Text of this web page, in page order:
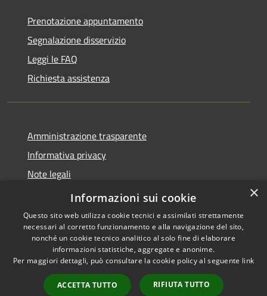
Prenotazione appuntamento
Segnalazione disservizio
Leggi le FAQ
Richiesta assistenza
Amministrazione trasparente
Informativa privacy
Note legali
Dichiarazione di accessibilità
Accessibilità
Copyright © 2026 • Comune di
Altopascio • Powered by
Municipium•
Accesso
×
Informazioni sui cookie
Questo sito web utilizza cookie tecnici e assimilati strettamente
necessari al corretto funzionamento e alla navigazione del sito,
nonché un cookie tecnico analitico al solo fine di elaborare
informazioni statistiche, aggregate e anonime.
Per maggiori dettagli, può consultare la cookie policy al seguente link
ACCETTA TUTTO RIFIUTA TUTTO